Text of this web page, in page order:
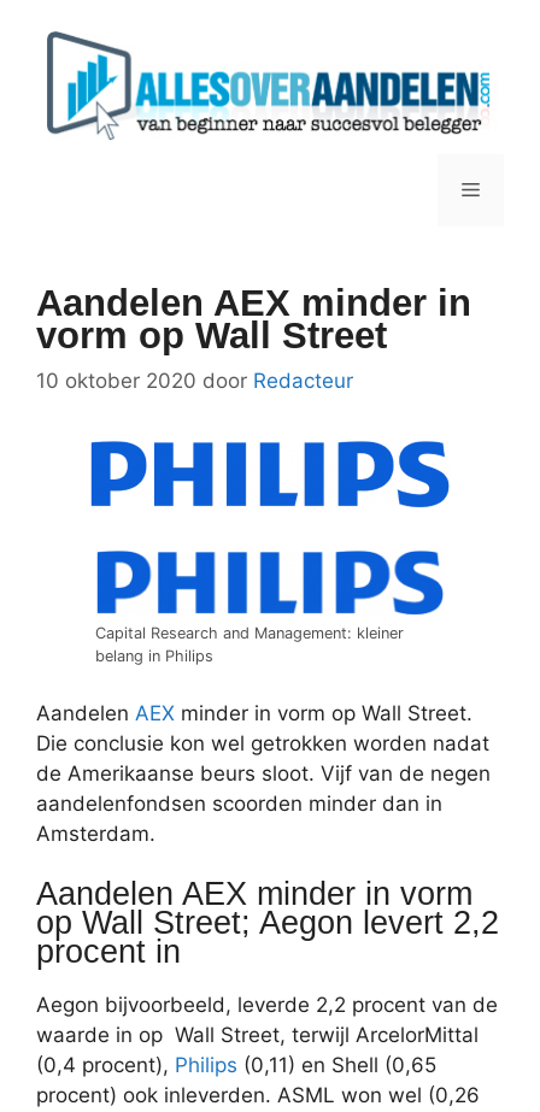
Menu
Aandelen AEX minder in
vorm op Wall Street
10 oktober 2020 door Redacteur
Capital Research and Management: kleiner
belang in Philips
Aandelen AEX minder in vorm op Wall Street.
Die conclusie kon wel getrokken worden nadat
de Amerikaanse beurs sloot. Vijf van de negen
aandelenfondsen scoorden minder dan in
Amsterdam.
Aandelen AEX minder in vorm
op Wall Street; Aegon levert 2,2
procent in
Aegon bijvoorbeeld, leverde 2,2 procent van de
waarde in op Wall Street, terwijl ArcelorMittal
(0,4 procent), Philips (0,11) en Shell (0,65
procent) ook inleverden. ASML won wel (0,26